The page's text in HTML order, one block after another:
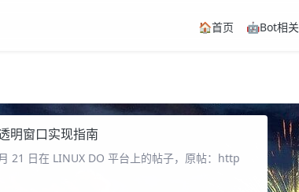
🏠首页 🤖Bot相关
明窗口实现指南
21 日在 LINUX DO 平台上的帖子，原帖：http